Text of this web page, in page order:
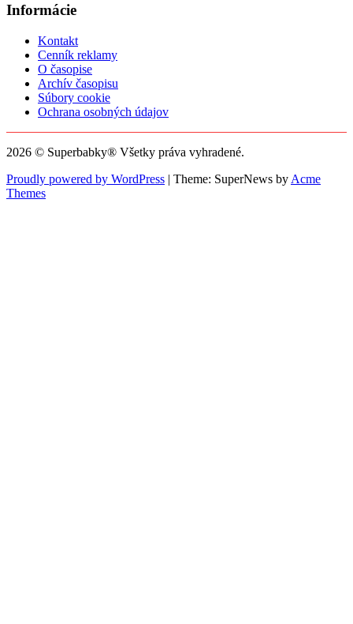
Informácie
Kontakt
Cenník reklamy
O časopise
Archív časopisu
Súbory cookie
Ochrana osobných údajov
2026 © Superbabky® Všetky práva vyhradené.
Proudly powered by WordPress | Theme: SuperNews by Acme
Themes